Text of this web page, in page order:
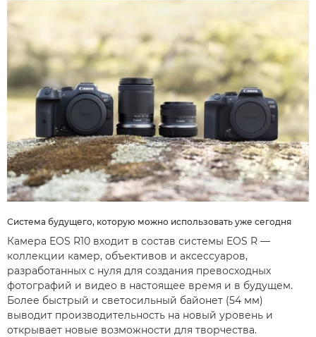
Система будущего, которую можно использовать уже сегодня
Камера EOS R10 входит в состав системы EOS R —
коллекции камер, объективов и аксессуаров,
разработанных с нуля для создания превосходных
фотографий и видео в настоящее время и в будущем.
Более быстрый и светосильный байонет (54 мм)
выводит производительность на новый уровень и
открывает новые возможности для творчества.